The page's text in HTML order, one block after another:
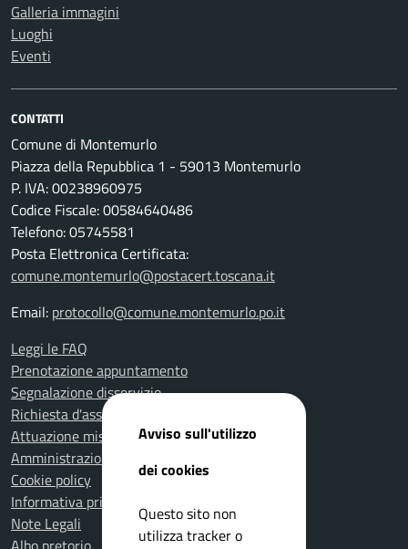
Galleria immagini
Luoghi
Eventi
CONTATTI
Comune di Montemurlo
Piazza della Repubblica 1 - 59013 Montemurlo
P. IVA: 00238960975
Codice Fiscale: 00584640486
Telefono: 05745581
Posta Elettronica Certificata:
comune.montemurlo@postacert.toscana.it
Email: protocollo@comune.montemurlo.po.it
Leggi le FAQ
Prenotazione appuntamento
Segnalazione disservizio
Richiesta d'assistenza
Attuazione misure PNRR
Amministrazione trasparente
Cookie policy
Informativa privacy
Note Legali
Avviso sull'utilizzo
dei cookies
Questo sito non
utilizza tracker o